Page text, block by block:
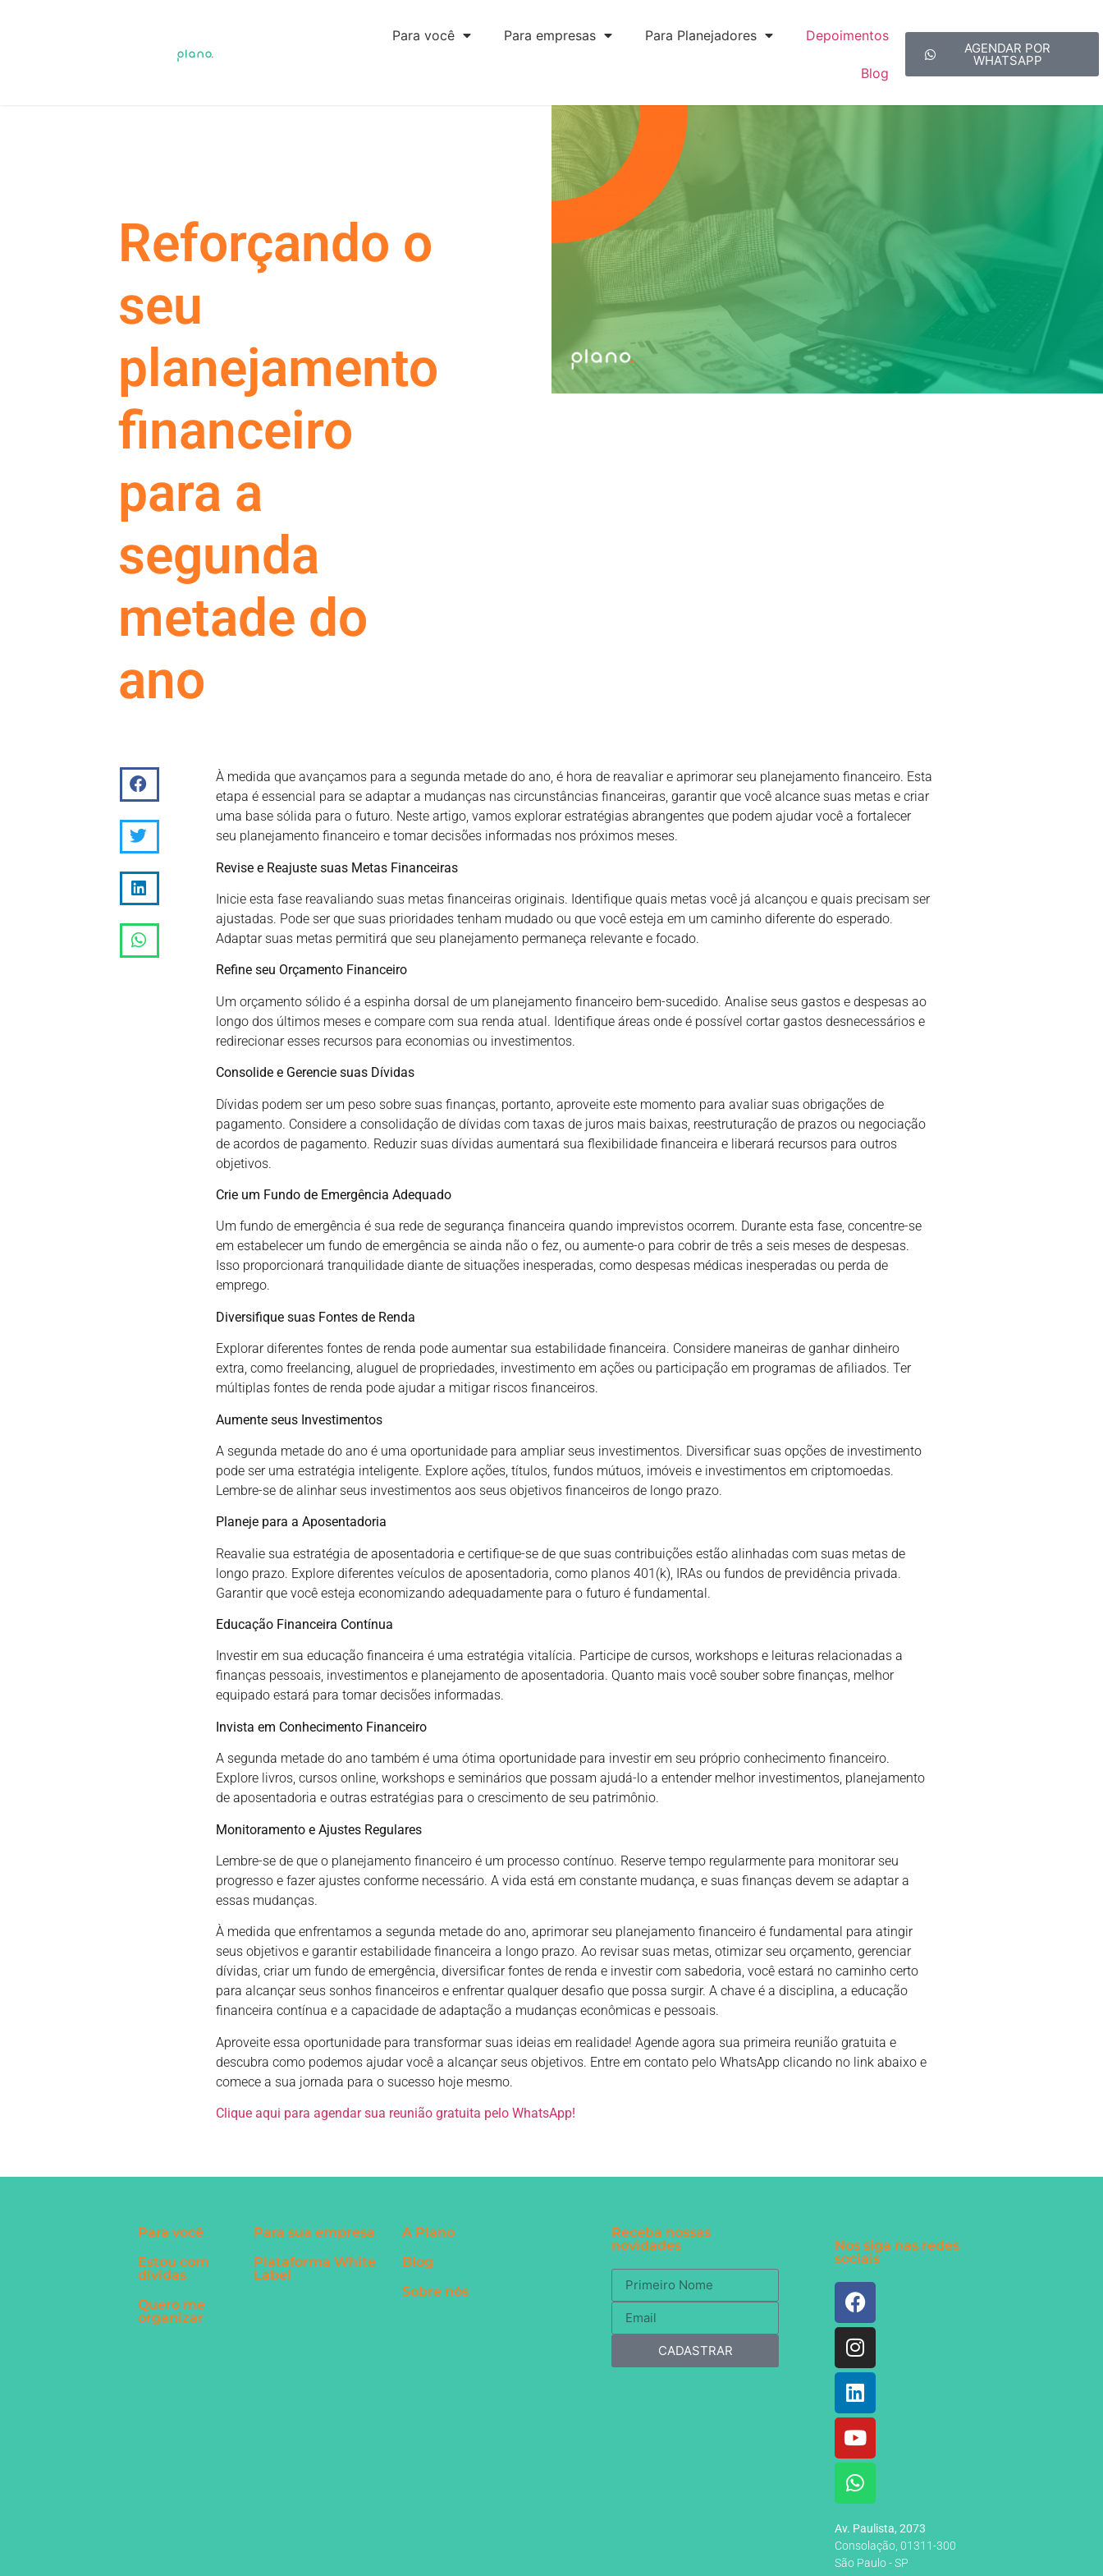
Para você Para empresas Para Planejadores Depoimentos
Blog
AGENDAR POR
WHATSAPP
Reforçando o
seu
planejamento
financeiro
para a
segunda
metade do
ano
À medida que avançamos para a segunda metade do ano, é hora de reavaliar e aprimorar seu planejamento financeiro. Esta
etapa é essencial para se adaptar a mudanças nas circunstâncias financeiras, garantir que você alcance suas metas e criar
uma base sólida para o futuro. Neste artigo, vamos explorar estratégias abrangentes que podem ajudar você a fortalecer
seu planejamento financeiro e tomar decisões informadas nos próximos meses.
Revise e Reajuste suas Metas Financeiras
Inicie esta fase reavaliando suas metas financeiras originais. Identifique quais metas você já alcançou e quais precisam ser
ajustadas. Pode ser que suas prioridades tenham mudado ou que você esteja em um caminho diferente do esperado.
Adaptar suas metas permitirá que seu planejamento permaneça relevante e focado.
Refine seu Orçamento Financeiro
Um orçamento sólido é a espinha dorsal de um planejamento financeiro bem-sucedido. Analise seus gastos e despesas ao
longo dos últimos meses e compare com sua renda atual. Identifique áreas onde é possível cortar gastos desnecessários e
redirecionar esses recursos para economias ou investimentos.
Consolide e Gerencie suas Dívidas
Dívidas podem ser um peso sobre suas finanças, portanto, aproveite este momento para avaliar suas obrigações de
pagamento. Considere a consolidação de dívidas com taxas de juros mais baixas, reestruturação de prazos ou negociação
de acordos de pagamento. Reduzir suas dívidas aumentará sua flexibilidade financeira e liberará recursos para outros
objetivos.
Crie um Fundo de Emergência Adequado
Um fundo de emergência é sua rede de segurança financeira quando imprevistos ocorrem. Durante esta fase, concentre-se
em estabelecer um fundo de emergência se ainda não o fez, ou aumente-o para cobrir de três a seis meses de despesas.
Isso proporcionará tranquilidade diante de situações inesperadas, como despesas médicas inesperadas ou perda de
emprego.
Diversifique suas Fontes de Renda
Explorar diferentes fontes de renda pode aumentar sua estabilidade financeira. Considere maneiras de ganhar dinheiro
extra, como freelancing, aluguel de propriedades, investimento em ações ou participação em programas de afiliados. Ter
múltiplas fontes de renda pode ajudar a mitigar riscos financeiros.
Aumente seus Investimentos
A segunda metade do ano é uma oportunidade para ampliar seus investimentos. Diversificar suas opções de investimento
pode ser uma estratégia inteligente. Explore ações, títulos, fundos mútuos, imóveis e investimentos em criptomoedas.
Lembre-se de alinhar seus investimentos aos seus objetivos financeiros de longo prazo.
Planeje para a Aposentadoria
Reavalie sua estratégia de aposentadoria e certifique-se de que suas contribuições estão alinhadas com suas metas de
longo prazo. Explore diferentes veículos de aposentadoria, como planos 401(k), IRAs ou fundos de previdência privada.
Garantir que você esteja economizando adequadamente para o futuro é fundamental.
Educação Financeira Contínua
Investir em sua educação financeira é uma estratégia vitalícia. Participe de cursos, workshops e leituras relacionadas a
finanças pessoais, investimentos e planejamento de aposentadoria. Quanto mais você souber sobre finanças, melhor
equipado estará para tomar decisões informadas.
Invista em Conhecimento Financeiro
A segunda metade do ano também é uma ótima oportunidade para investir em seu próprio conhecimento financeiro.
Explore livros, cursos online, workshops e seminários que possam ajudá-lo a entender melhor investimentos, planejamento
de aposentadoria e outras estratégias para o crescimento de seu patrimônio.
Monitoramento e Ajustes Regulares
Lembre-se de que o planejamento financeiro é um processo contínuo. Reserve tempo regularmente para monitorar seu
progresso e fazer ajustes conforme necessário. A vida está em constante mudança, e suas finanças devem se adaptar a
essas mudanças.
À medida que enfrentamos a segunda metade do ano, aprimorar seu planejamento financeiro é fundamental para atingir
seus objetivos e garantir estabilidade financeira a longo prazo. Ao revisar suas metas, otimizar seu orçamento, gerenciar
dívidas, criar um fundo de emergência, diversificar fontes de renda e investir com sabedoria, você estará no caminho certo
para alcançar seus sonhos financeiros e enfrentar qualquer desafio que possa surgir. A chave é a disciplina, a educação
financeira contínua e a capacidade de adaptação a mudanças econômicas e pessoais.
Aproveite essa oportunidade para transformar suas ideias em realidade! Agende agora sua primeira reunião gratuita e
descubra como podemos ajudar você a alcançar seus objetivos. Entre em contato pelo WhatsApp clicando no link abaixo e
comece a sua jornada para o sucesso hoje mesmo.
Clique aqui para agendar sua reunião gratuita pelo WhatsApp!
Para você
Estou com
dívidas
Quero me
organizar
Para sua empresa
Plataforma White
Label
A Plano
Blog
Sobre nós
Receba nossas
novidades
CADASTRAR
Nos siga nas redes
sociais
Av. Paulista, 2073
Consolação, 01311-300
São Paulo - SP